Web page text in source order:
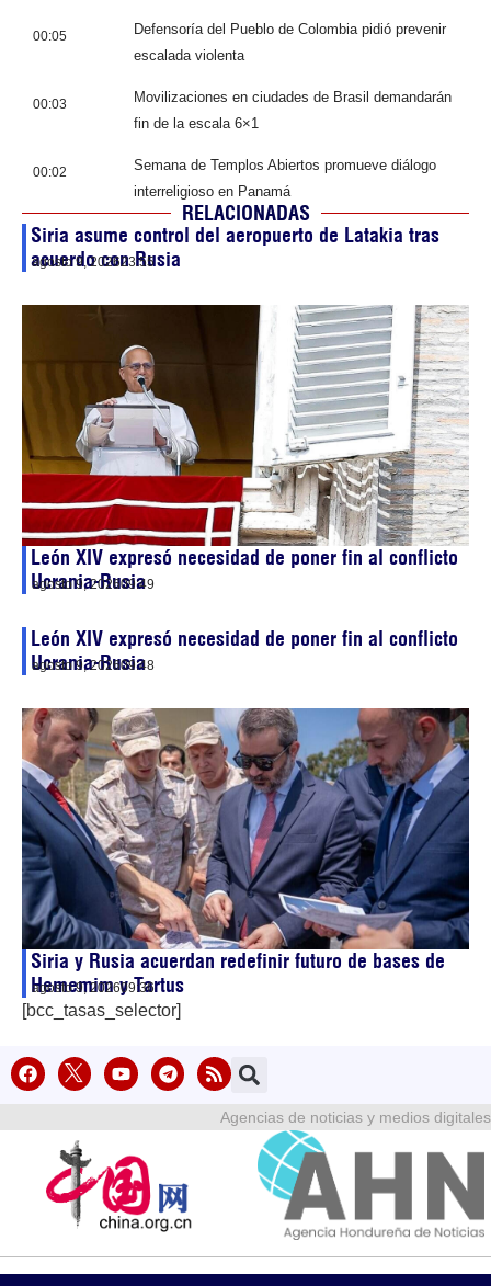
00:05
Defensoría del Pueblo de Colombia pidió prevenir
escalada violenta
00:03
Movilizaciones en ciudades de Brasil demandarán
fin de la escala 6×1
00:02
Semana de Templos Abiertos promueve diálogo
interreligioso en Panamá
RELACIONADAS
Siria asume control del aeropuerto de Latakia tras
acuerdo con Rusia
agosto 9, 202623:55
León XIV expresó necesidad de poner fin al conflicto
Ucrania-Rusia
agosto 9, 202609:49
León XIV expresó necesidad de poner fin al conflicto
Ucrania-Rusia
agosto 9, 202609:48
Siria y Rusia acuerdan redefinir futuro de bases de
Hememim y Tartus
agosto 9, 202609:36
[bcc_tasas_selector]
Agencias de noticias y medios digitales